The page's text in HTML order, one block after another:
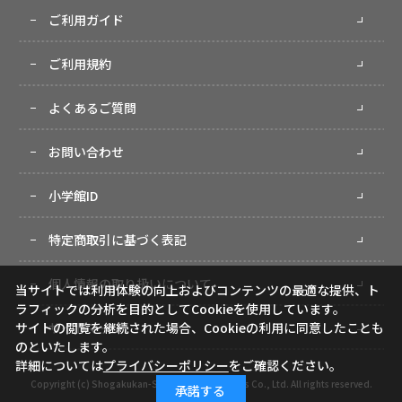
ご利用ガイド
ご利用規約
よくあるご質問
お問い合わせ
小学館ID
特定商取引に基づく表記
個人情報の取り扱いについて
サイトマップ
Copyright (c) Shogakukan-Shueisha Productions Co., Ltd. All rights reserved.
当サイトでは利用体験の向上およびコンテンツの最適な提供、ト
ラフィックの分析を目的としてCookieを使用しています。
サイトの閲覧を継続された場合、Cookieの利用に同意したことも
のといたします。
詳細についてはプライバシーポリシーをご確認ください。
承諾する